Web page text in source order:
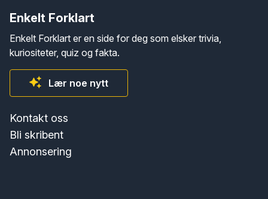
Enkelt Forklart
Enkelt Forklart er en side for deg som elsker trivia,
kuriositeter, quiz og fakta.
Lær noe nytt
Kontakt oss
Bli skribent
Annonsering